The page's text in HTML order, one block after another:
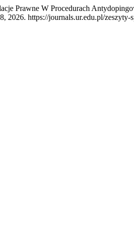
Prawne W Procedurach
2026. https://journals.ur.edu.pl/zeszyty-